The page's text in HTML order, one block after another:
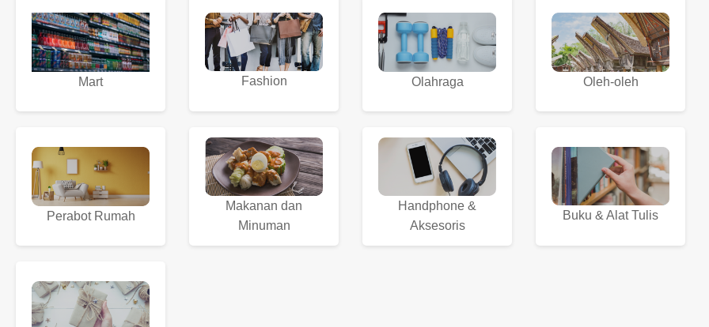
Mart Fashion Olahraga Oleh-oleh
Perabot Rumah
Makanan dan
Minuman
Handphone &
Aksesoris
Buku & Alat Tulis